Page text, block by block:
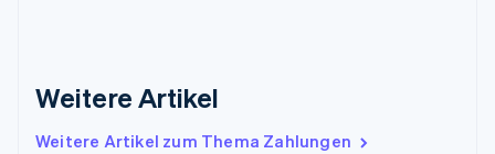
Weitere Artikel
Weitere Artikel zum Thema Zahlungen
Irland
English
Italien